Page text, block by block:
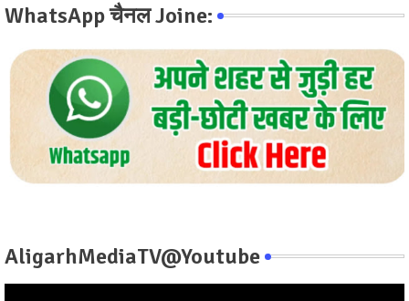
WhatsApp चैनल Joine:
AligarhMediaTV@Youtube